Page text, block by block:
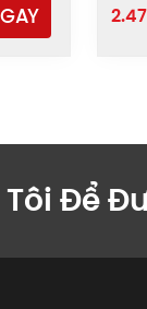
Để